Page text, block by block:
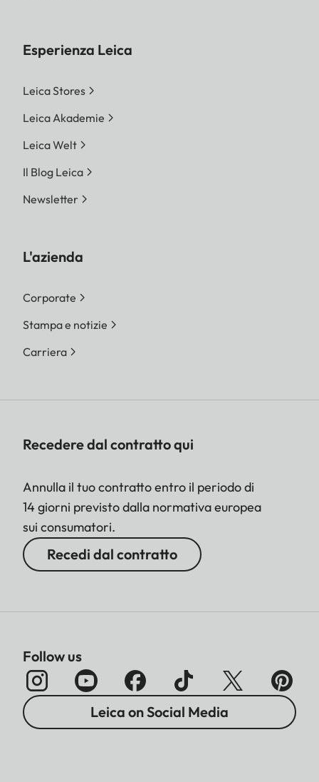
Esperienza Leica
Leica Stores
Leica Akademie
Leica Welt
Il Blog Leica
Newsletter
L'azienda
Corporate
Stampa e notizie
Carriera
Recedere dal contratto qui
Annulla il tuo contratto entro il periodo di
14 giorni previsto dalla normativa europea
sui consumatori.
Recedi dal contratto
Follow us
Leica on Social Media